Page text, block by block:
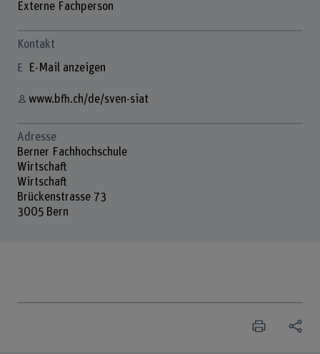
Externe Fachperson
Kontakt
E-Mail anzeigen
www.bfh.ch/de/sven-siat
Adresse
Berner Fachhochschule
Wirtschaft
Wirtschaft
Brückenstrasse 73
3005 Bern